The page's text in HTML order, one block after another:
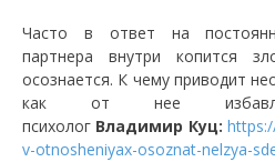
Часто в ответ на
партнера внутри копится
осознается. К чему приводит
как от нее
психолог Владимир Куц:
v-otnosheniyax-osoznat-nelzya-